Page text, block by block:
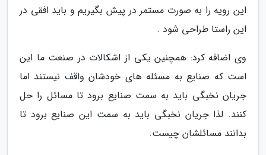
این رویه را به صورت مستمر در پیش بگیریم و باید افقی در
این راستا طراحی شود .
وی اضافه کرد: همچنین یکی از اشکالات در صنعت ما این
است که صنایع به مسئله های خودشان واقف نیستند اما
جریان نخبگی باید به سمت صنایع برود تا مسائل را حل
کنند. لذا جریان نخبگی باید به سمت این صنایع برود تا
بدانند مسائلشان چیست.